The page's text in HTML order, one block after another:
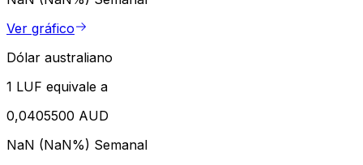
Ver gráfico
Dólar australiano
1 LUF equivale a
0,0405500 AUD
NaN (NaN%) Semanal